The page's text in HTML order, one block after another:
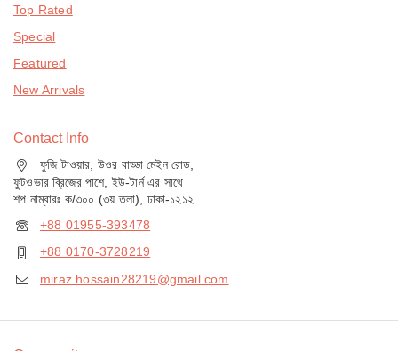
Top Rated
Special
Featured
New Arrivals
Contact Info
ফুজি টাওয়ার, উওর বাড্ডা মেইন রোড,
ফুটওভার ব্রিজের পাশে, ইউ-টার্ন এর সাথে
শপ নাম্বারঃ ক/৩০০ (৩য় তলা), ঢাকা-১২১২
+88 01955-393478
+88 0170-3728219
miraz.hossain28219@gmail.com